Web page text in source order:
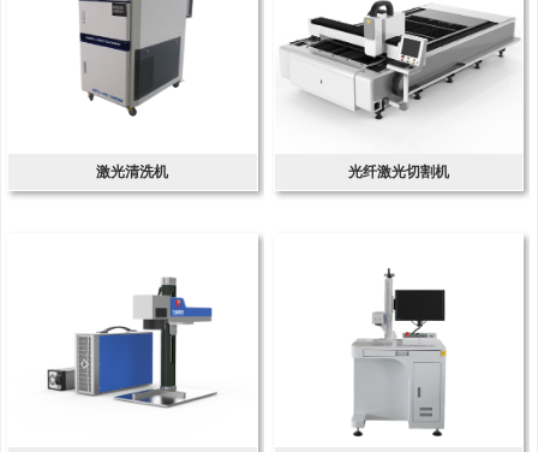
激光清洗机 光纤激光切割机